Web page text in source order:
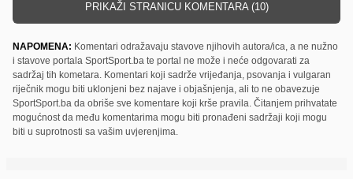
PRIKAŽI STRANICU KOMENTARA (10)
NAPOMENA: Komentari odražavaju stavove njihovih autora/ica, a ne nužno
i stavove portala SportSport.ba te portal ne može i neće odgovarati za
sadržaj tih kometara. Komentari koji sadrže vrijeđanja, psovanja i vulgaran
riječnik mogu biti uklonjeni bez najave i objašnjenja, ali to ne obavezuje
SportSport.ba da obriše sve komentare koji krše pravila. Čitanjem prihvatate
mogućnost da među komentarima mogu biti pronađeni sadržaji koji mogu
biti u suprotnosti sa vašim uvjerenjima.